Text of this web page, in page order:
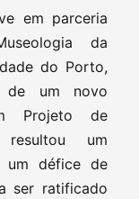
em parceria
da
do Porto,
de um novo
Projeto de
resultou um
um défice de
ser ratificado